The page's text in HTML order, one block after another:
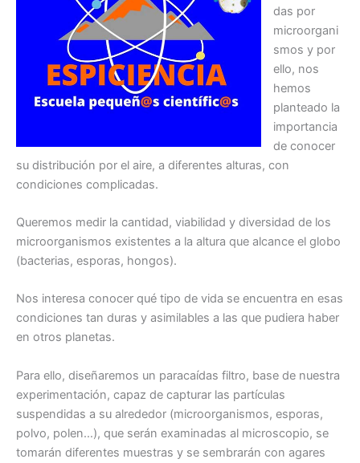
das por
microorgani
smos y por
ello, nos
hemos
planteado la
importancia
de conocer
su distribución por el aire, a diferentes alturas, con
condiciones complicadas.
Queremos medir la cantidad, viabilidad y diversidad de los
microorganismos existentes a la altura que alcance el globo
(bacterias, esporas, hongos).
Nos interesa conocer qué tipo de vida se encuentra en esas
condiciones tan duras y asimilables a las que pudiera haber
en otros planetas.
Para ello, diseñaremos un paracaídas filtro, base de nuestra
experimentación, capaz de capturar las partículas
suspendidas a su alrededor (microorganismos, esporas,
polvo, polen…), que serán examinadas al microscopio, se
tomarán diferentes muestras y se sembrarán con agares